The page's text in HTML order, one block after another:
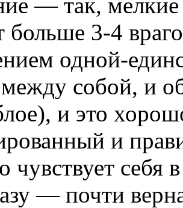
больше 3-4
одной-
между собой, и
и это
и
чувствует себя
— почти